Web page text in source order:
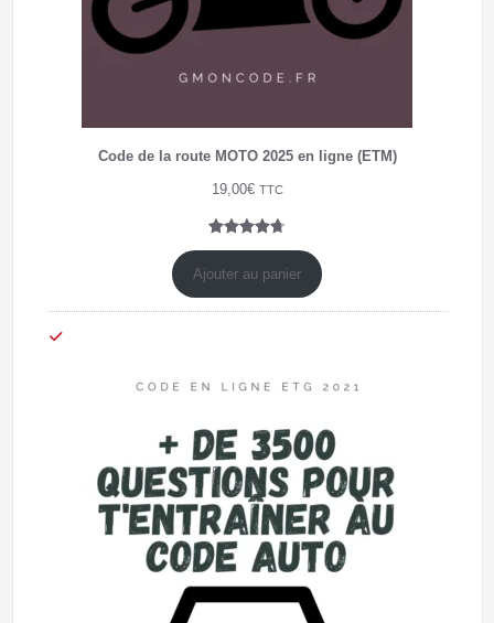
Code de la route MOTO 2025 en ligne (ETM)
19,00€ TTC
Noté4.71
sur 5
7
notations
Ajouter au panier